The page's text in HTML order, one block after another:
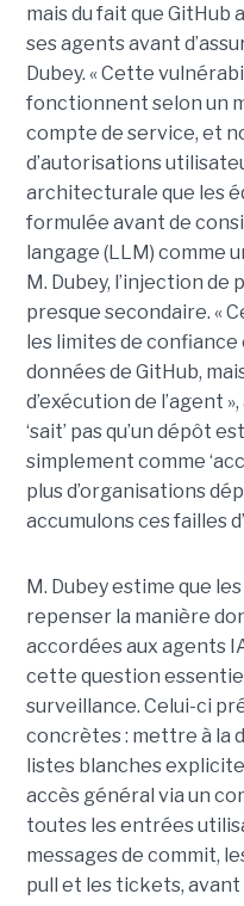
mais du fait que GitHub
ses agents avant
Dubey. « Cette
fonctionnent selon un
compte de service, et
d’autorisations
architecturale que les
formulée avant de
langage (LLM) comme
M. Dubey, l’injection
presque secondaire. «
les limites de
données de GitHub,
d’exécution de l’agent
‘sait’ pas qu’un dépôt
simplement comme
plus d’organisations
accumulons ces failles
M. Dubey estime que
repenser la manière
accordées aux agents
cette question
surveillance. Celui-ci
concrètes : mettre à la
listes blanches
accès général via un
toutes les entrées
messages de commit,
pull et les tickets, avant